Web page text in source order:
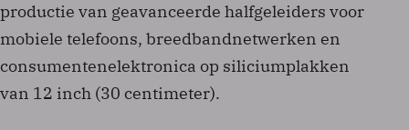
productie van geavanceerde halfgeleiders voor
mobiele telefoons, breedbandnetwerken en
consumentenelektronica op siliciumplakken
van 12 inch (30 centimeter).